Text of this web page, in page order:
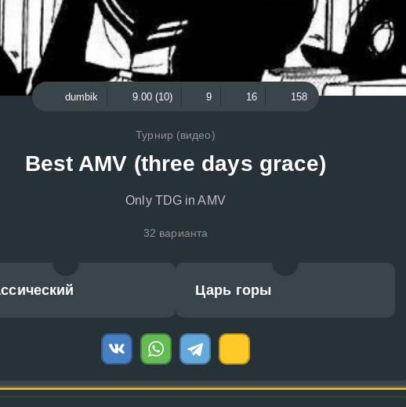
dumbik 9.00 (10) 9 16 158
Турнир (видео)
Best AMV (three days grace)
Only TDG in AMV
32 варианта
Царь горы